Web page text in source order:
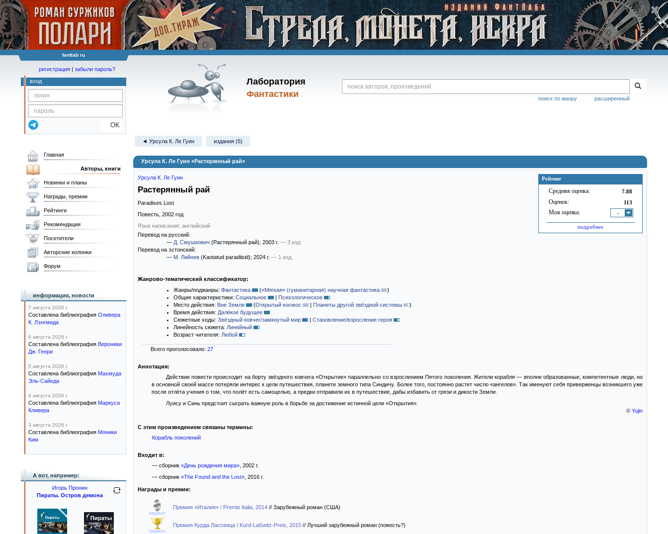
fantlab ru
Лаборатория
Фантастики
расширенный
поиск по жанру
регистрация | забыли пароль?
вход
OK
◄ Урсула К. Ле Гуин издания (5)
Урсула К. Ле Гуин «Растерянный рай»
Рейтинг
Средняя оценка: 7.88
Оценок: 113
Моя оценка: -
подробнее
Урсула К. Ле Гуин
Растерянный рай
Paradises Lost
Повесть, 2002 год
Язык написания: английский
Перевод на русский:
— Д. Смушкович (Растерянный рай); 2003 г. — 3 изд.
Перевод на эстонский:
— М. Лийнев (Kaotatud paradiisid); 2024 г. — 1 изд.
Жанрово-тематический классификатор:
Жанры/поджанры: Фантастика («Мягкая» (гуманитарная) научная фантастика
)
Общие характеристики: Социальное | Психологическое
Место действия: Вне Земли (Открытый космос | Планеты другой звёздной системы
)
Время действия: Далёкое будущее
Сюжетные ходы: Звёздный ковчег/замкнутый мир | Становление/взросление героя
Линейность сюжета: Линейный
Возраст читателя: Любой
Всего проголосовало: 27
Аннотация:
Действие повести происходит на борту звёздного ковчега «Открытие» параллельно со взрослением Пятого поколения. Жители корабля — вполне образованные, компетентные люди, но
в основной своей массе потеряли интерес к цели путешествия, планете земного типа Синдичу. Более того, постоянно растет число «ангелов». Так именуют себя приверженцы возникшего уже
после отлёта учения о том, что полёт есть самоцелью, а предки отправили их в путешествие, дабы избавить от грязи и дикости Земли.
Луису и Синь предстоит сыграть важную роль в борьбе за достижение истинной цели «Открытия».
© Yujin
С этим произведением связаны термины:
Корабль поколений
Входит в:
— сборник «День рождения мира», 2002 г.
— сборник «The Found and the Lost», 2016 г.
Награды и премии:
лауреат
Премия «Италия» / Premio Italia, 2014 // Зарубежный роман (США)
лауреат
Премия Курда Лассвица / Kurd-Laßwitz-Preis, 2015 // Лучший зарубежный роман (повесть?)
Главная
Авторы, книги
Новинки и планы
Награды, премии
Рейтинги
Рекомендации
Посетители
Авторские колонки
Форум
информация, новости
7 августа 2026 г.
Составлена библиография Оливера
К. Лэнгмида
6 августа 2026 г.
Составлена библиография Вероники
Дж. Генри
5 августа 2026 г.
Составлена библиография Махмуда
Эль-Сайеда
4 августа 2026 г.
Составлена библиография Маркуса
Кливера
3 августа 2026 г.
Составлена библиография Моники
Ким
А вот, например:
Игорь Пронин
Пираты. Остров демона